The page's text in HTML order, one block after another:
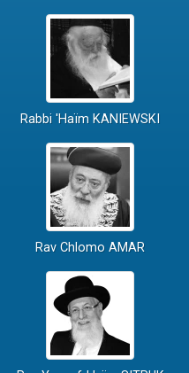
Rabbi 'Haïm KANIEWSKI
Rav Chlomo AMAR